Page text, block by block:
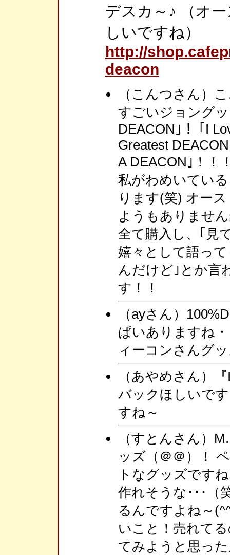
デスカ～♪ （オ
しいですね）
http://
deacon
（こんつさん）
すごいジョング
DEACON｣！ ｢I
Greatest
A DEACON｣！！
私がわめいてい
ります(笑) オー
ようもありませ
全て購入し、｢見
嬉々として語っ
んだけど｣とか言
す！！
（ayさん）
ぱいありますね
ィーコンさんグ
（あやめさん
バックほしいで
すね～
（すとんさん）
ッズ（＠＠）！
トなグッズです
作れそうな･･･（
るんですよね～
いこと！売れて
てみようと思っ